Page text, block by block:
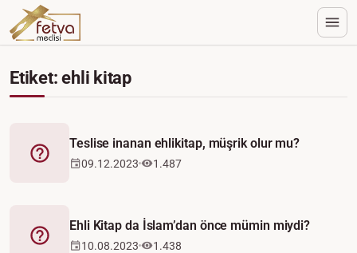
Etiket: ehli kitap
Fetva
Teslise inanan ehlikitap, müşrik olur mu?
09.12.2023 1.487
Fetva
Ehli Kitap da İslam’dan önce mümin miydi?
10.08.2023 1.438